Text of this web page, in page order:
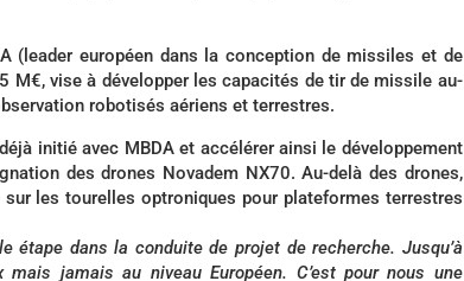
(leader européen dans la conception de missiles et de
M€, vise à développer les capacités de tir de missile au-
robotisés aériens et terrestres.
initié avec MBDA et accélérer ainsi le développement
des drones Novadem NX70. Au-delà des drones,
les tourelles optroniques pour plateformes terrestres
étape dans la conduite de projet de recherche. Jusqu’à
jamais au niveau Européen. C’est pour nous une